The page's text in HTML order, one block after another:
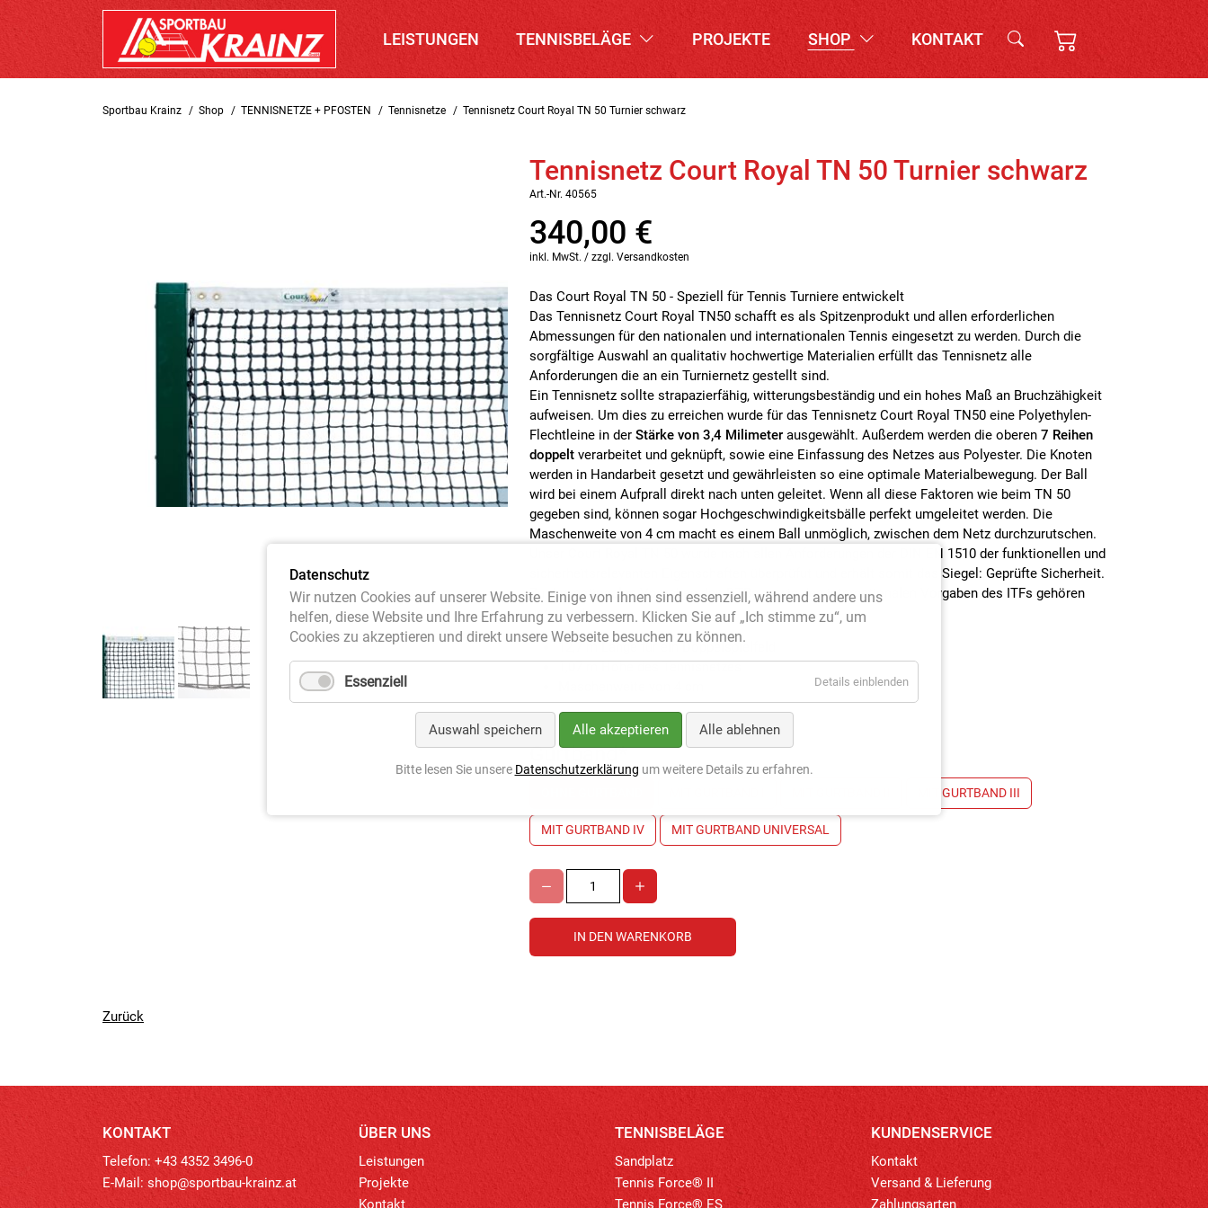
LEISTUNGEN TENNISBELÄGE PROJEKTE SHOP KONTAKT
Sportbau Krainz Shop TENNISNETZE + PFOSTEN Tennisnetze Tennisnetz Court Royal TN 50 Turnier schwarz
Tennisnetz Court Royal TN 50 Turnier schwarz
Art.-Nr. 40565
340,00 €
inkl. MwSt. / zzgl. Versandkosten
Das Court Royal TN 50 - Speziell für Tennis Turniere entwickelt
Das Tennisnetz Court Royal TN50 schafft es als Spitzenprodukt und allen erforderlichen
Abmessungen für den nationalen und internationalen Tennis eingesetzt zu werden. Durch die
sorgfältige Auswahl an qualitativ hochwertige Materialien erfüllt das Tennisnetz alle
Anforderungen die an ein Turniernetz gestellt sind.
Ein Tennisnetz sollte strapazierfähig, witterungsbeständig und ein hohes Maß an Bruchzähigkeit
aufweisen. Um dies zu erreichen wurde für das Tennisnetz Court Royal TN50 eine Polyethylen-
Flechtleine in der Stärke von 3,4 Milimeter ausgewählt. Außerdem werden die oberen 7 Reihen
doppelt verarbeitet und geknüpft, sowie eine Einfassung des Netzes aus Polyester. Die Knoten
werden in Handarbeit gesetzt und gewährleisten so eine optimale Materialbewegung. Der Ball
wird bei einem Aufprall direkt nach unten geleitet. Wenn all diese Faktoren wie beim TN 50
gegeben sind, können sogar Hochgeschwindigkeitsbälle perfekt umgeleitet werden. Die
Maschenweite von 4 cm macht es einem Ball unmöglich, zwischen dem Netz durchzurutschen.
Unser Court Royal TN 50 wurde nach allen Anforderungen der DIN EN 1510 der funktionellen und
sicherheitsrelevanten Eigenschaften überprüfut und erhält somit das Siegel: Geprüfte Sicherheit.
Zu den nationalen Vorgaben des DTBs sowie den internationalen Vorgaben des ITFs gehören
unter anderem:
12,7 m Länge für ein Doppelspielfeld
1,07 m Höhe des Tennisnetzes
Gurtband*
MIT GURTBAND III
MIT GURTBAND IV MIT GURTBAND UNIVERSAL
Zurück
KONTAKT
Telefon: +43 4352 3496-0
E-Mail: shop@sportbau-krainz.at
ÜBER UNS
Leistungen
Projekte
Kontakt
TENNISBELÄGE
Sandplatz
Tennis Force® II
Tennis Force® ES
KUNDENSERVICE
Kontakt
Versand & Lieferung
Zahlungsarten
Datenschutz
Wir nutzen Cookies auf unserer Website. Einige von ihnen sind essenziell, während andere uns
helfen, diese Website und Ihre Erfahrung zu verbessern. Klicken Sie auf „Ich stimme zu“, um
Cookies zu akzeptieren und direkt unsere Webseite besuchen zu können.
Essenziell Details einblenden
Auswahl speichern Alle akzeptieren Alle ablehnen
Bitte lesen Sie unsere Datenschutzerklärung um weitere Details zu erfahren.